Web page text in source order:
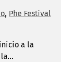
, Phe Festival
a la